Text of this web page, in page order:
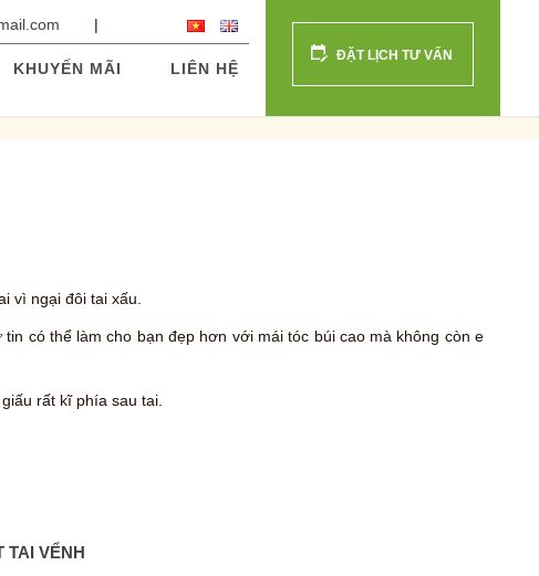
KHUYẾN MÃI LIÊN HỆ
ĐẶT LỊCH TƯ VẤN
vì ngại đôi tai xấu.
tin có thể làm cho bạn đẹp hơn với mái tóc búi cao mà không còn e
rất kĩ phía sau tai.
TAI VỂNH